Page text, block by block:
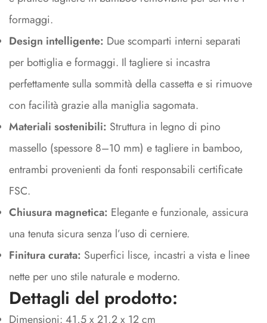
formaggi.
Design intelligente: Due scomparti interni separati
per bottiglia e formaggi. Il tagliere si incastra
perfettamente sulla sommità della cassetta e si rimuove
con facilità grazie alla maniglia sagomata.
Materiali sostenibili: Struttura in legno di pino
massello (spessore 8–10 mm) e tagliere in bamboo,
entrambi provenienti da fonti responsabili certificate
FSC.
Chiusura magnetica: Elegante e funzionale, assicura
una tenuta sicura senza l’uso di cerniere.
Finitura curata: Superfici lisce, incastri a vista e linee
nette per uno stile naturale e moderno.
Dettagli del prodotto:
Dimensioni: 41,5 x 21,2 x 12 cm